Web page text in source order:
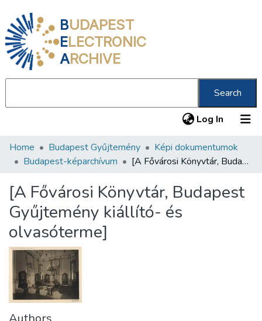
BUDAPEST
ELECTRONIC
ARCHIVE
Search
Log In (current)
Communities & Collections
Statistics
About us
Home Budapest Gyűjtemény
Képi dokumentumok
Budapest-képarchívum
[A Fővárosi Könyvtár, Budapest Gyűjtemény kiállító- és olvasóterme]
[A Fővárosi Könyvtár, Budapest
Gyűjtemény kiállító- és
olvasóterme]